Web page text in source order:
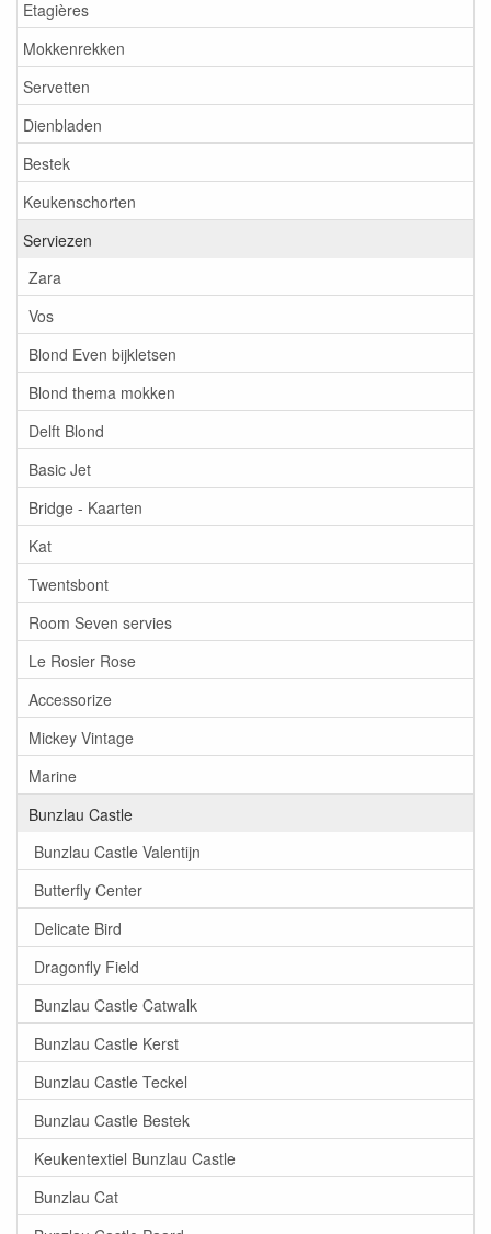
Etagières
Mokkenrekken
Servetten
Dienbladen
Bestek
Keukenschorten
Serviezen
Zara
Vos
Blond Even bijkletsen
Blond thema mokken
Delft Blond
Basic Jet
Bridge - Kaarten
Kat
Twentsbont
Room Seven servies
Le Rosier Rose
Accessorize
Mickey Vintage
Marine
Bunzlau Castle
Bunzlau Castle Valentijn
Butterfly Center
Delicate Bird
Dragonfly Field
Bunzlau Castle Catwalk
Bunzlau Castle Kerst
Bunzlau Castle Teckel
Bunzlau Castle Bestek
Keukentextiel Bunzlau Castle
Bunzlau Cat